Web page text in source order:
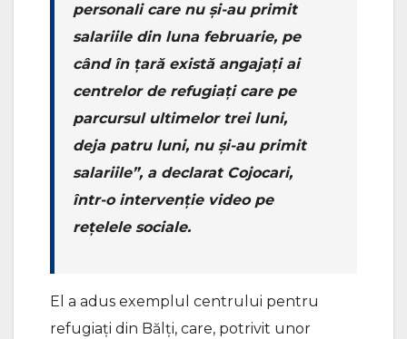
personali care nu și-au primit
salariile din luna februarie, pe
când în țară există angajați ai
centrelor de refugiați care pe
parcursul ultimelor trei luni,
deja patru luni, nu și-au primit
salariile”, a declarat Cojocari,
într-o intervenție video pe
rețelele sociale.
El a adus exemplul centrului pentru
refugiați din Bălți, care, potrivit unor